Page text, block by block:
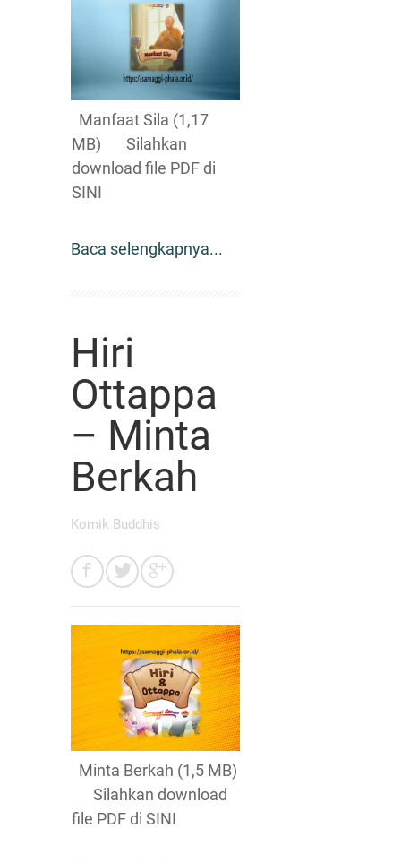
Manfaat Sila (1,17
MB) Silahkan
download file PDF di
SINI
Baca selengkapnya...
Hiri
Ottappa
– Minta
Berkah
Komik Buddhis
Minta Berkah (1,5 MB)
Silahkan download
file PDF di SINI